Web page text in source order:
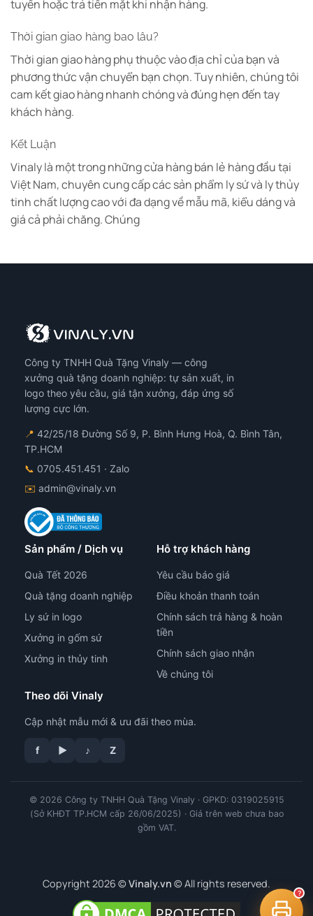
tuyến hoặc trả tiền mặt khi nhận hàng.
Thời gian giao hàng bao lâu?
Thời gian giao hàng phụ thuộc vào địa chỉ của bạn và
phương thức vận chuyển bạn chọn. Tuy nhiên, chúng tôi
cam kết giao hàng nhanh chóng và đúng hẹn đến tay
khách hàng.
Kết Luận
Vinaly là một trong những cửa hàng bán lẻ hàng đầu tại
Việt Nam, chuyên cung cấp các sản phẩm ly sứ và ly thủy
tinh chất lượng cao với đa dạng về mẫu mã, kiểu dáng và
giá cả phải chăng. Chúng
Công ty TNHH Quà Tặng Vinaly — công
xưởng quà tặng doanh nghiệp: tự sản xuất, in
logo theo yêu cầu, giá tận xưởng, đáp ứng số
lượng cực lớn.
📍 42/25/18 Đường Số 9, P. Bình Hưng Hoà, Q. Bình Tân,
TP.HCM
📞 0705.451.451 · Zalo
✉️ admin@vinaly.vn
Sản phẩm / Dịch vụ
Quà Tết 2026
Quà tặng doanh nghiệp
Ly sứ in logo
Xưởng in gốm sứ
Xưởng in thủy tinh
Hỗ trợ khách hàng
Yêu cầu báo giá
Điều khoản thanh toán
Chính sách trả hàng & hoàn
tiền
Chính sách giao nhận
Về chúng tôi
Theo dõi Vinaly
Cập nhật mẫu mới & ưu đãi theo mùa.
f ▶ ♪ Z
© 2026 Công ty TNHH Quà Tặng Vinaly · GPKD: 0319025915
(Sở KHĐT TP.HCM cấp 26/06/2025) · Giá trên web chưa bao
gồm VAT.
Copyright 2026 © Vinaly.vn © All rights reserved.
tư vấn công nghệ in
?